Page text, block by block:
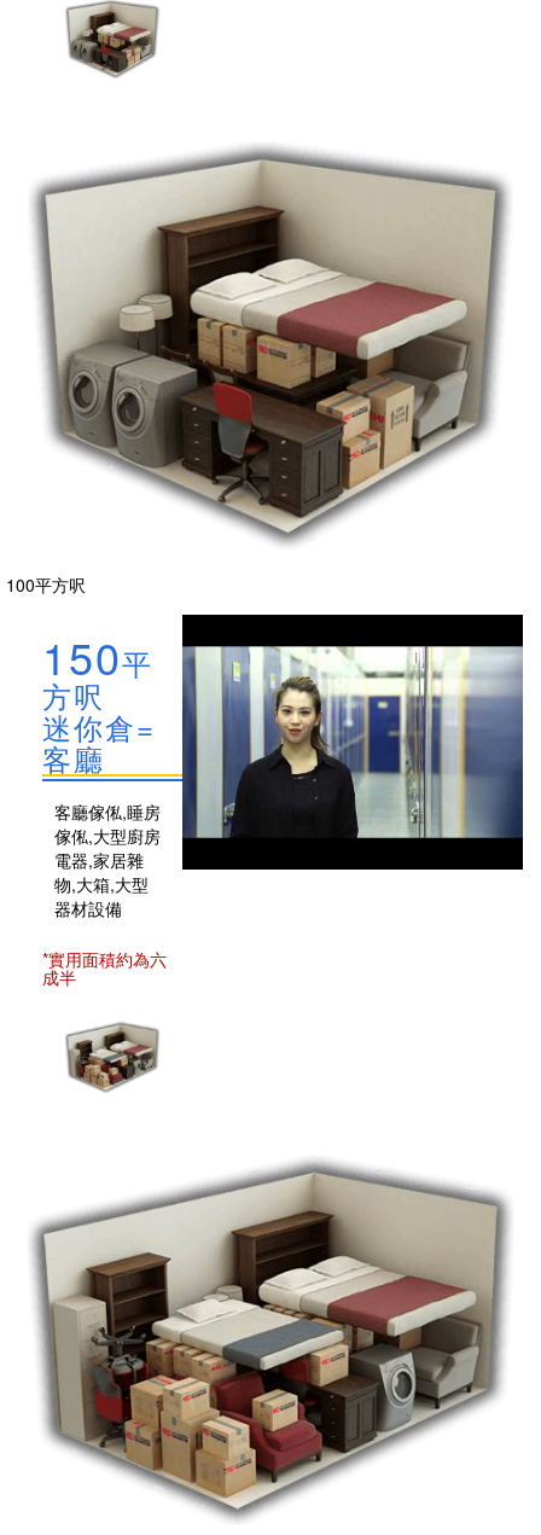
100平方呎
150平
方呎
迷你倉=
客廳
客廳傢俬,睡房
傢俬,大型廚房
電器,家居雜
物,大箱,大型
器材設備
*實用面積約為六
成半